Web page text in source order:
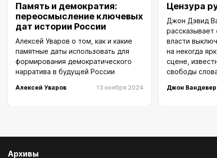
Память и демократия:
переосмысление ключевых
дат истории России
Алексей Уваров о том, как и какие
памятные даты использовать для
формирования демократического
нарратива в будущей России
Алексей Уваров 13 ноября 2024
Цензура
Джон Дэвид
рассказывает
власти
на некогда
сцене,
свободы
Джон
Архивы